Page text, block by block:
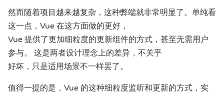
然而随着项目越来越复杂，这种弊端就非常明显了。单纯看
这一点，Vue 在这方面做的更好，
Vue 提供了更加细粒度的更新组件的方式，甚至无需用户
参与。 这是两者设计理念上的差异，不关乎
好坏，只是适用场景不一样罢了。
值得一提的是，Vue 的这种细粒度监听和更新的方式，实